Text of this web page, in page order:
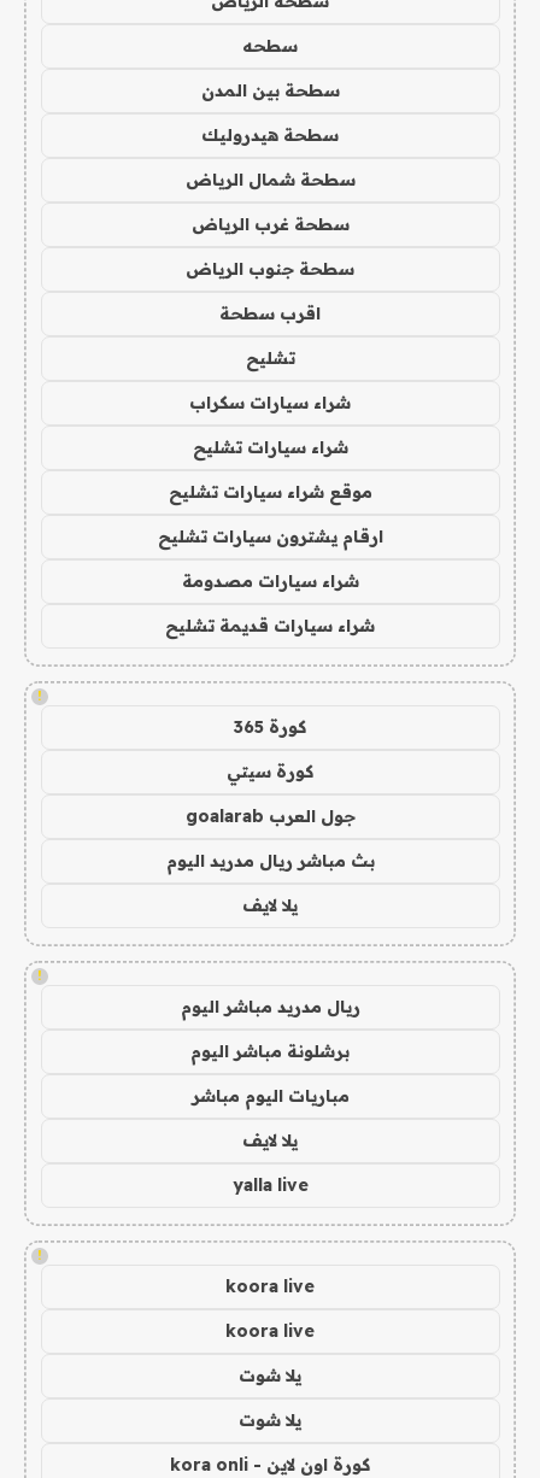
سطحه
سطحة بين المدن
سطحة هيدروليك
سطحة شمال الرياض
سطحة غرب الرياض
سطحة جنوب الرياض
اقرب سطحة
تشليح
شراء سيارات سكراب
شراء سيارات تشليح
موقع شراء سيارات تشليح
ارقام يشترون سيارات تشليح
شراء سيارات مصدومة
شراء سيارات قديمة تشليح
!
كورة 365
كورة سيتي
جول العرب goalarab
بث مباشر ريال مدريد اليوم
يلا لايف
!
ريال مدريد مباشر اليوم
برشلونة مباشر اليوم
مباريات اليوم مباشر
يلا لايف
yalla live
!
koora live
koora live
يلا شوت
يلا شوت
كورة اون لاين - kora onli